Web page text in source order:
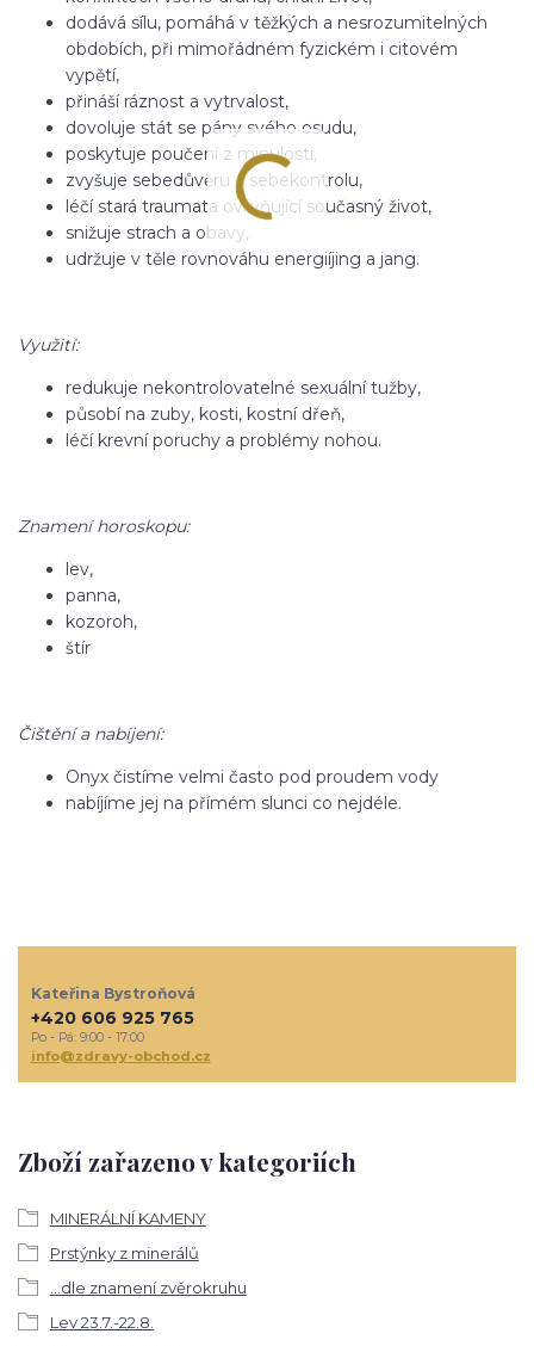
dodává sílu, pomáhá v těžkých a nesrozumitelných
obdobích, při mimořádném fyzickém i citovém
vypětí,
přináší ráznost a vytrvalost,
dovoluje stát se pány svého osudu,
poskytuje poučení z minulosti,
zvyšuje sebedůvěru a sebekontrolu,
léčí stará traumata ovlivňující současný život,
snižuje strach a obavy,
udržuje v těle rovnováhu energiíjing a jang.
Využití:
redukuje nekontrolovatelné sexuální tužby,
působí na zuby, kosti, kostní dřeň,
léčí krevní poruchy a problémy nohou.
Znamení horoskopu:
lev,
panna,
kozoroh,
štír
Čištění a nabíjení:
Onyx čistíme velmi často pod proudem vody
nabíjíme jej na přímém slunci co nejdéle.
Zboží zařazeno v kategoriích
MINERÁLNÍ KAMENY
Prstýnky z minerálů
...dle znamení zvěrokruhu
Lev 23.7.-22.8.
Kateřina Bystroňová
+420 606 925 765
Po - Pá: 9:00 - 17:00
info@zdravy-obchod.cz